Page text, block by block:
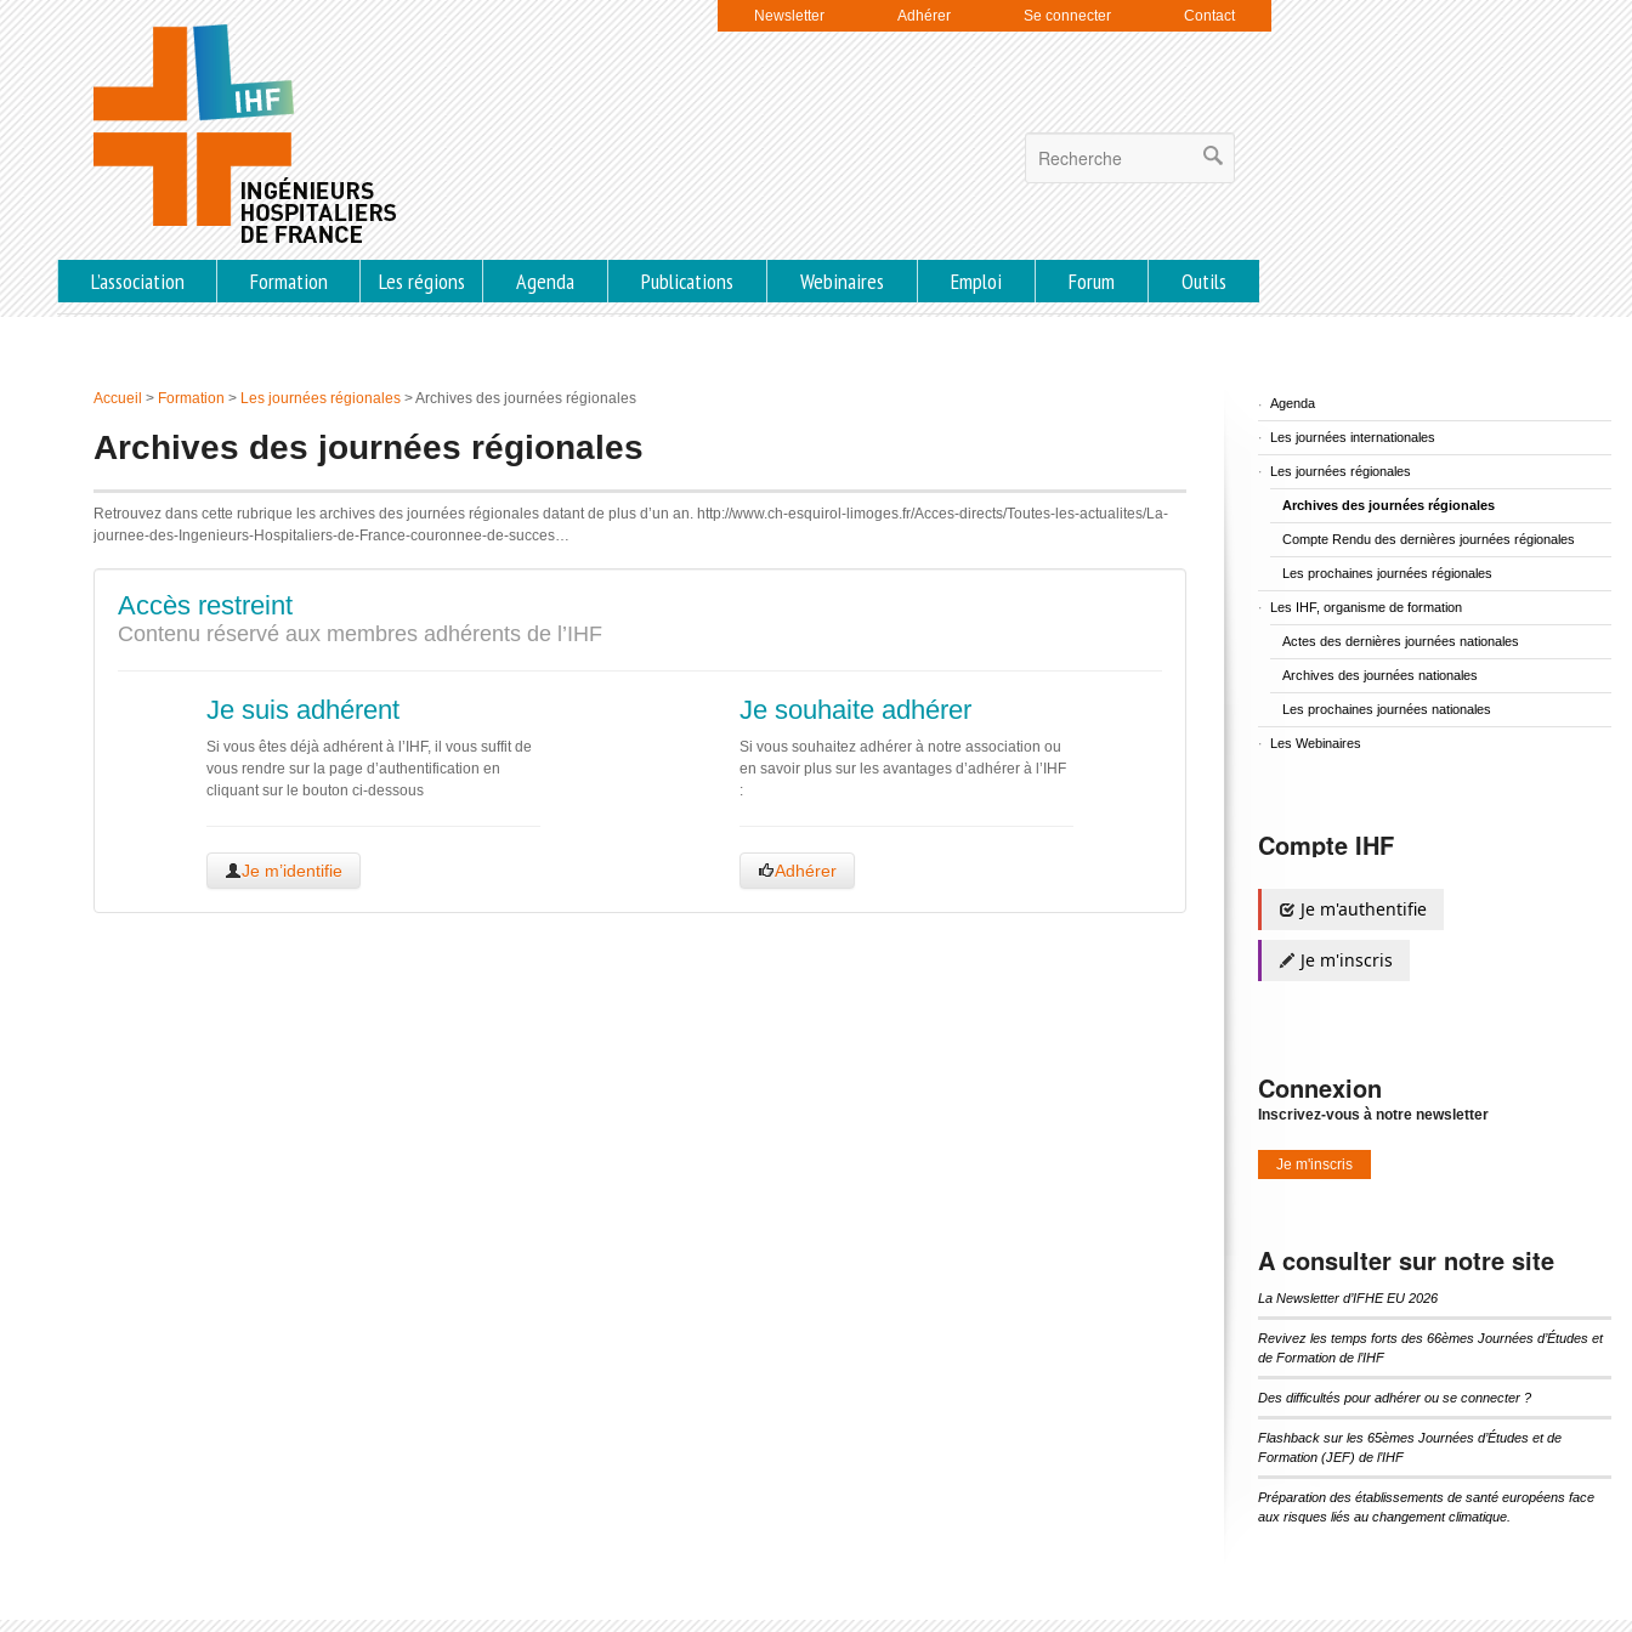
Newsletter Adhérer Se connecter Contact
L’association Formation Les régions Agenda Publications Webinaires Emploi Forum Outils
Accueil > Formation > Les journées régionales >Archives des journées régionales
Archives des journées régionales
Retrouvez dans cette rubrique les archives des journées régionales datant de plus d’un an. http://www.ch-esquirol-limoges.fr/Acces-directs/Toutes-les-actualites/La-
journee-des-Ingenieurs-Hospitaliers-de-France-couronnee-de-succes…
Accès restreint
Contenu réservé aux membres adhérents de l’IHF
Je suis adhérent
Si vous êtes déjà adhérent à l’IHF, il vous suffit de
vous rendre sur la page d’authentification en
cliquant sur le bouton ci-dessous
Je m’identifie
Je souhaite adhérer
Si vous souhaitez adhérer à notre association ou
en savoir plus sur les avantages d’adhérer à l’IHF
:
Adhérer
Agenda
Les journées internationales
Les journées régionales
Archives des journées régionales
Compte Rendu des dernières journées régionales
Les prochaines journées régionales
Les IHF, organisme de formation
Actes des dernières journées nationales
Archives des journées nationales
Les prochaines journées nationales
Les Webinaires
Compte IHF
Je m'authentifie
Je m'inscris
Connexion
Inscrivez-vous à notre newsletter
Je m'inscris
A consulter sur notre site
La Newsletter d’IFHE EU 2026
Revivez les temps forts des 66èmes Journées d’Études et
de Formation de l’IHF
Des difficultés pour adhérer ou se connecter ?
Flashback sur les 65èmes Journées d’Études et de
Formation (JEF) de l’IHF
Préparation des établissements de santé européens face
aux risques liés au changement climatique.